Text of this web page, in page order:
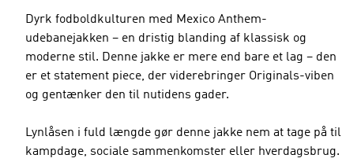
Dyrk fodboldkulturen med Mexico Anthem-
udebanejakken – en dristig blanding af klassisk og
moderne stil. Denne jakke er mere end bare et lag – den
er et statement piece, der viderebringer Originals-viben
og gentænker den til nutidens gader.
Lynlåsen i fuld længde gør denne jakke nem at tage på til
kampdage, sociale sammenkomster eller hverdagsbrug.